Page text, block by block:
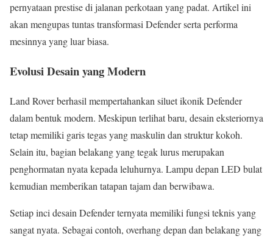
pernyataan prestise di jalanan perkotaan yang padat. Artikel ini
akan mengupas tuntas transformasi Defender serta performa
mesinnya yang luar biasa.
Evolusi Desain yang Modern
Land Rover berhasil mempertahankan siluet ikonik Defender
dalam bentuk modern. Meskipun terlihat baru, desain eksteriornya
tetap memiliki garis tegas yang maskulin dan struktur kokoh.
Selain itu, bagian belakang yang tegak lurus merupakan
penghormatan nyata kepada leluhurnya. Lampu depan LED bulat
kemudian memberikan tatapan tajam dan berwibawa.
Setiap inci desain Defender ternyata memiliki fungsi teknis yang
sangat nyata. Sebagai contoh, overhang depan dan belakang yang